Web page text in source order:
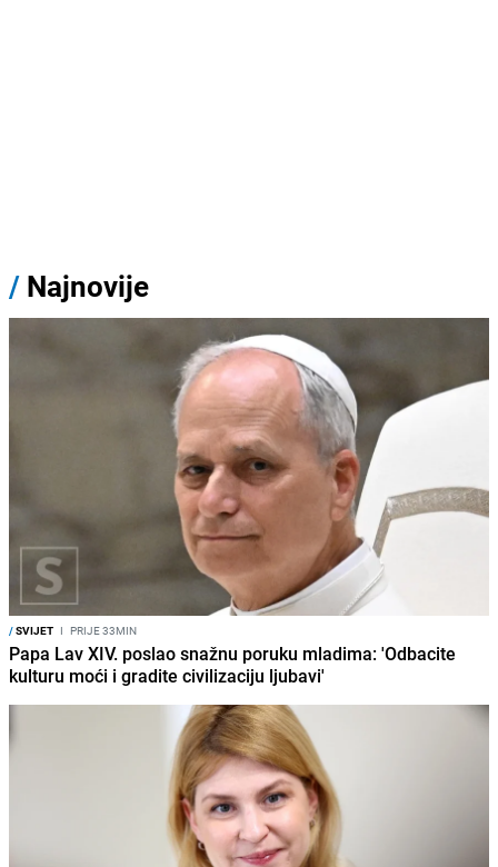
/ Najnovije
/SVIJET I PRIJE 33MIN
Papa Lav XIV. poslao snažnu poruku mladima: 'Odbacite
kulturu moći i gradite civilizaciju ljubavi'